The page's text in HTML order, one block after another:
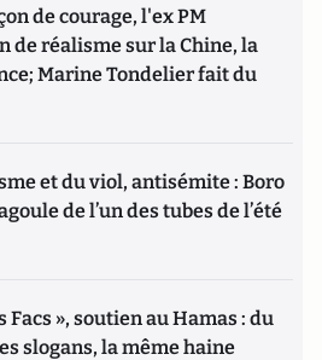
de courage, l'ex PM
de réalisme sur la Chine, la
Marine Tondelier fait du
et du viol, antisémite : Boro
de l’un des tubes de l’été
Facs », soutien au Hamas : du
slogans, la même haine